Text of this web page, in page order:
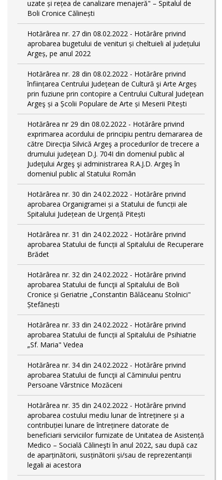
uzate și rețea de canalizare menajeră" – Spitalul de
Boli Cronice Călinești
Hotărârea nr. 27 din 08.02.2022 - Hotărâre privind
aprobarea bugetului de venituri și cheltuieli al județului
Argeș, pe anul 2022
Hotărârea nr. 28 din 08.02.2022 - Hotărâre privind
înființarea Centrului Județean de Cultură şi Arte Argeș
prin fuziune prin contopire a Centrului Cultural Judeţean
Argeş și a Școlii Populare de Arte și Meserii Pitești
Hotărârea nr 29 din 08.02.2022 - Hotărâre privind
exprimarea acordului de principiu pentru demararea de
către Direcţia Silvică Argeş a procedurilor de trecere a
drumului judeţean D.J. 704I din domeniul public al
Judeţului Argeş şi administrarea R.A.J.D. Argeş în
domeniul public al Statului Român
Hotărârea nr. 30 din 24.02.2022 - Hotărâre privind
aprobarea Organigramei și a Statului de funcții ale
Spitalului Județean de Urgență Pitești
Hotărârea nr. 31 din 24.02.2022 - Hotărâre privind
aprobarea Statului de funcții al Spitalului de Recuperare
Brădet
Hotărârea nr. 32 din 24.02.2022 - Hotărâre privind
aprobarea Statului de funcţii al Spitalului de Boli
Cronice și Geriatrie „Constantin Bălăceanu Stolnici"
Ștefănești
Hotărârea nr. 33 din 24.02.2022 - Hotărâre privind
aprobarea Statului de funcții al Spitalului de Psihiatrie
„Sf. Maria" Vedea
Hotărârea nr. 34 din 24.02.2022 - Hotărâre privind
aprobarea Statului de funcţii al Căminului pentru
Persoane Vârstnice Mozăceni
Hotărârea nr. 35 din 24.02.2022 - Hotărâre privind
aprobarea costului mediu lunar de întreținere și a
contribuției lunare de întreținere datorate de
beneficiarii serviciilor furnizate de Unitatea de Asistență
Medico – Socială Călineşti în anul 2022, sau după caz
de aparținătorii, susținătorii și/sau de reprezentanții
legali ai acestora